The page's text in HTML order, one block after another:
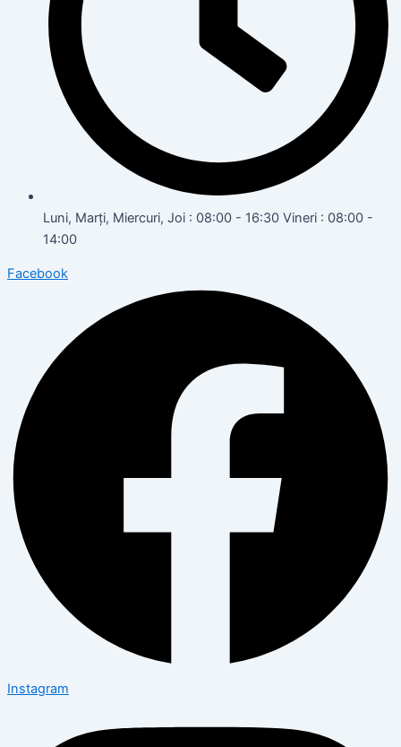
Luni, Marți, Miercuri, Joi : 08:00 - 16:30 Vineri : 08:00 -
14:00
Facebook
Instagram